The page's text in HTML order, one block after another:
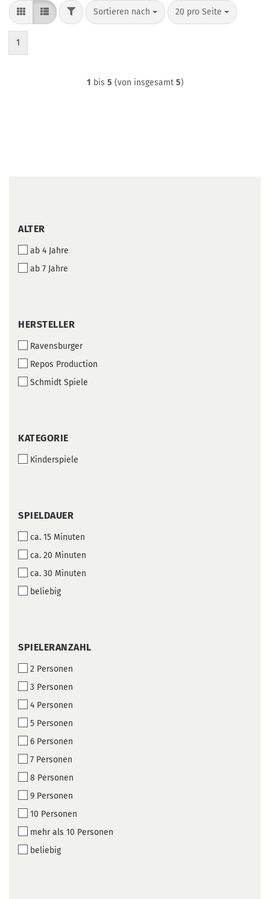
FILTERSortieren nach
Sortieren nach 20 pro Seite
pro Seite
1
1 bis 5 (von insgesamt 5)
ALTER
ALTER
ab 4 Jahre
ab 7 Jahre
HERSTELLER
HERSTELLER
Ravensburger
Repos Production
Schmidt Spiele
KATEGORIE
KATEGORIE
Kinderspiele
SPIELDAUER
SPIELDAUER
ca. 15 Minuten
ca. 20 Minuten
ca. 30 Minuten
beliebig
SPIELERANZAHL
SPIELERANZAHL
2 Personen
3 Personen
4 Personen
5 Personen
6 Personen
7 Personen
8 Personen
9 Personen
10 Personen
mehr als 10 Personen
beliebig